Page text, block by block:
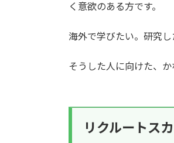
く意欲のある方です。
海外で学びたい。研究
そうした人に向けた、か
リクルートス